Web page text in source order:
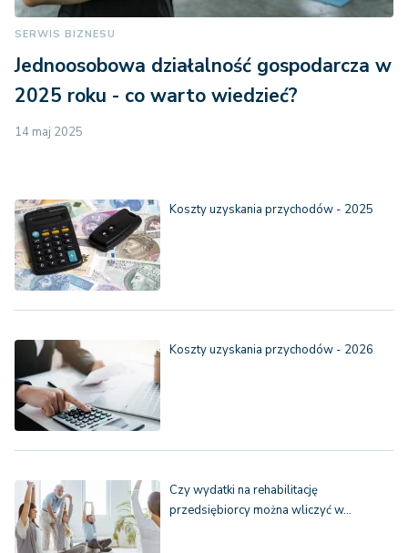
SERWIS BIZNESU
Jednoosobowa działalność gospodarcza w
2025 roku - co warto wiedzieć?
14 maj 2025
Koszty uzyskania przychodów - 2025
Koszty uzyskania przychodów - 2026
Czy wydatki na rehabilitację
przedsiębiorcy można wliczyć w…